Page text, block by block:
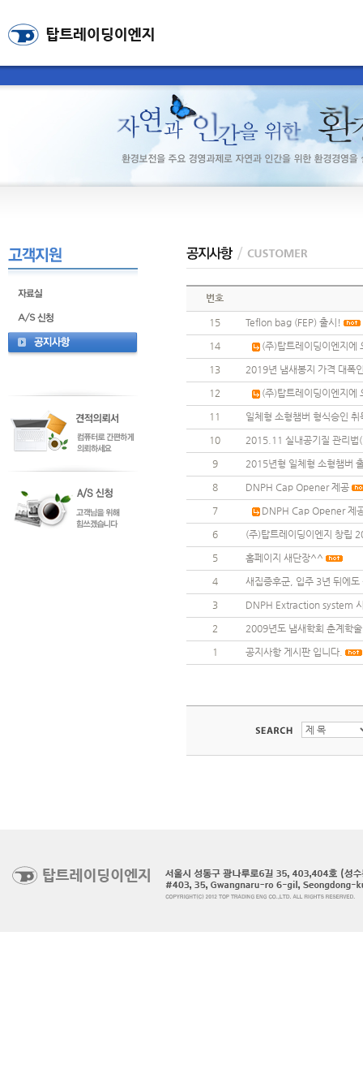
번호
15 Teflon bag (FEP) 출시!
14 (주)탑트레이딩이엔지에
13 2019년 냄새봉지 가격 대폭
12 (주)탑트레이딩이엔지에
11 일체형 소형챔버 형식승인 취
10 2015.11 실내공기질 관리법
9 2015년형 일체형 소형챔버
8 DNPH Cap Opener 제공
7 DNPH Cap Opener 제
6 (주)탑트레이딩이엔지 창립
5 홈페이지 새단장^^
4 새집증후군, 입주 3년 뒤에도
3 DNPH Extraction system
2 2009년도 냄새학회 춘계학
1 공지사항 게시판 입니다.